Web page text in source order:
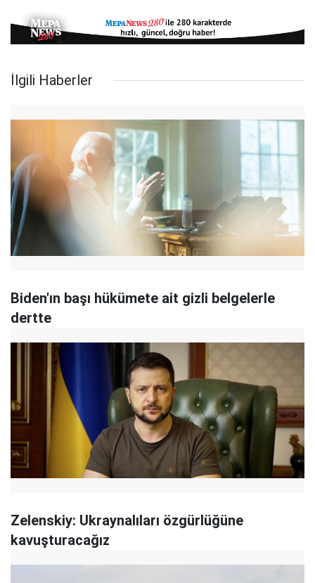
İlgili Haberler
Biden'ın başı hükümete ait gizli belgelerle
dertte
Zelenskiy: Ukraynalıları özgürlüğüne
kavuşturacağız